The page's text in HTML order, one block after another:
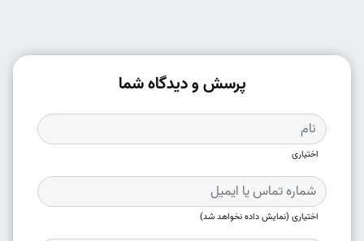
پرسش و دیدگاه شما
اختیاری
اختیاری (نمایش داده نخواهد شد)